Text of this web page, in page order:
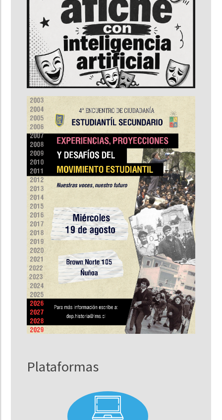
Plataformas